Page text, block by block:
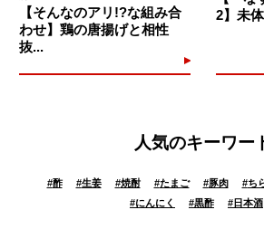
【そんなのアリ!?な組み合
わせ】鶏の唐揚げと相性
抜...
2】未
人気のキーワー
#酢 #生姜 #焼酎 #たまご #豚肉 #ち
#にんにく #黒酢 #日本酒